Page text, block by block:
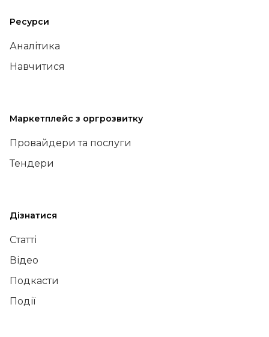
Ресурси
Аналітика
Навчитися
Маркетплейс з оргрозвитку
Провайдери та послуги
Тендери
Дізнатися
Статті
Відео
Подкасти
Події